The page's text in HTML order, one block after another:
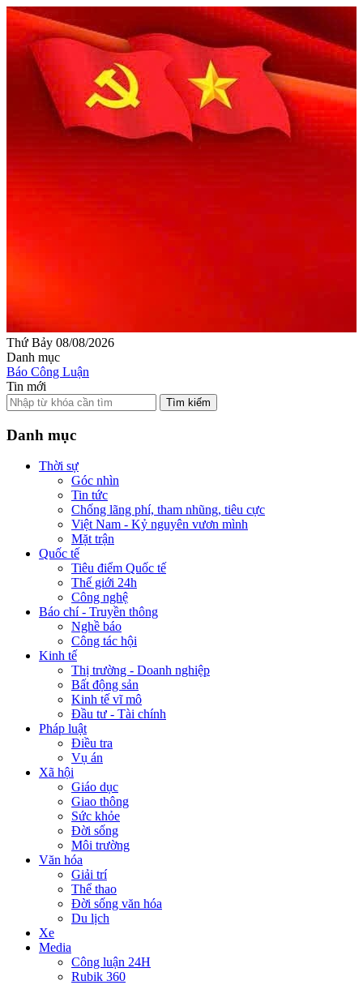
Thứ Bảy 08/08/2026
Danh mục
Báo Công Luận
Tin mới
Tìm kiếm
Danh mục
Thời sự
Góc nhìn
Tin tức
Chống lãng phí, tham nhũng, tiêu cực
Việt Nam - Kỷ nguyên vươn mình
Mặt trận
Quốc tế
Tiêu điểm Quốc tế
Thế giới 24h
Công nghệ
Báo chí - Truyền thông
Nghề báo
Công tác hội
Kinh tế
Thị trường - Doanh nghiệp
Bất động sản
Kinh tế vĩ mô
Đầu tư - Tài chính
Pháp luật
Điều tra
Vụ án
Xã hội
Giáo dục
Giao thông
Sức khỏe
Đời sống
Môi trường
Văn hóa
Giải trí
Thể thao
Đời sống văn hóa
Du lịch
Xe
Media
Công luận 24H
Rubik 360